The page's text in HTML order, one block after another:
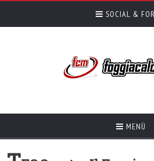
SOCIAL &
MENÙ